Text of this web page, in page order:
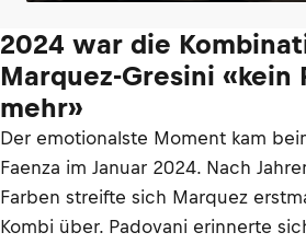
2024 war die
Marquez-Gresini «kein
mehr»
Der emotionalste Moment kam
Faenza im Januar 2024. Nach
Farben streifte sich Marquez
Kombi über. Padovani erinnerte